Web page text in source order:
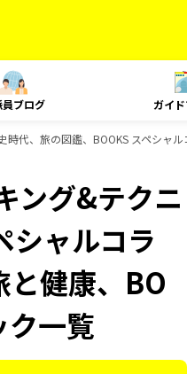
ブログ ガイ
代、旅の図鑑、BOOKS スペシャ
ング&テクニ
シャルコラ
と健康、BO
一覧